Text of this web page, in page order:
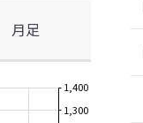
月足
1,300
1,400